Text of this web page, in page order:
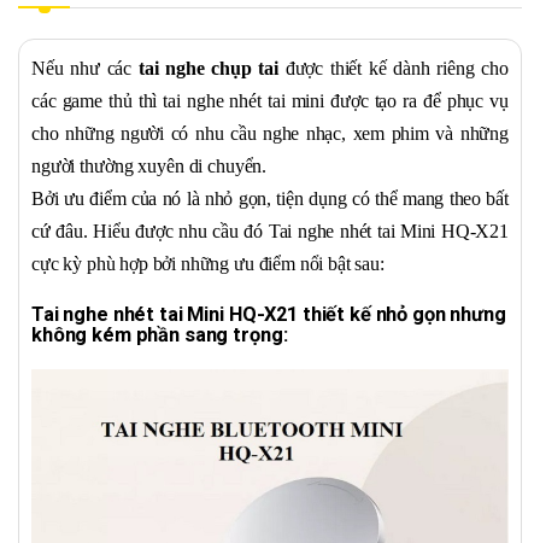
Nếu như các tai nghe chụp tai được thiết kế dành riêng cho
các game thủ thì tai nghe nhét tai mini được tạo ra để phục vụ
cho những người có nhu cầu nghe nhạc, xem phim và những
người thường xuyên di chuyển.
Bởi ưu điểm của nó là nhỏ gọn, tiện dụng có thể mang theo bất
cứ đâu. Hiểu được nhu cầu đó Tai nghe nhét tai Mini HQ-X21
cực kỳ phù hợp bởi những ưu điểm nổi bật sau:
Tai nghe nhét tai Mini HQ-X21 thiết kế nhỏ gọn nhưng
không kém phần sang trọng: